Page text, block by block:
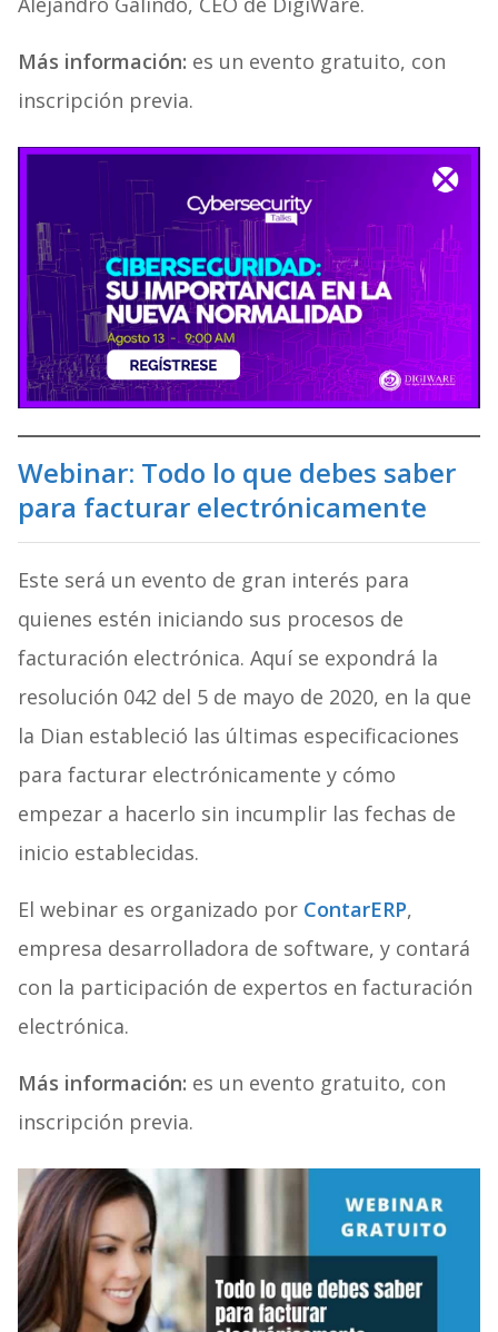
Más información: es un evento gratuito, con
inscripción previa.
Webinar: Todo lo que debes saber
para facturar electrónicamente
Este será un evento de gran interés para
quienes estén iniciando sus procesos de
facturación electrónica. Aquí se expondrá la
resolución 042 del 5 de mayo de 2020, en la que
la Dian estableció las últimas especificaciones
para facturar electrónicamente y cómo
empezar a hacerlo sin incumplir las fechas de
inicio establecidas.
El webinar es organizado por ContarERP,
empresa desarrolladora de software, y contará
con la participación de expertos en facturación
electrónica.
Más información: es un evento gratuito, con
inscripción previa.